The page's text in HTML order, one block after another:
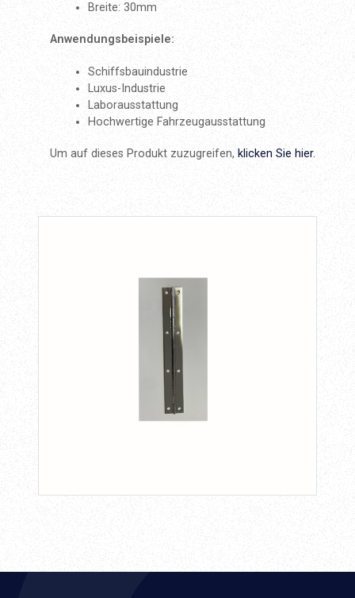
Breite: 30mm
Anwendungsbeispiele:
Schiffsbauindustrie
Luxus-Industrie
Laborausstattung
Hochwertige Fahrzeugausstattung
Um auf dieses Produkt zuzugreifen, klicken Sie hier.